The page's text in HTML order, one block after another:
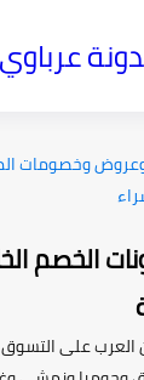
عرباوي
وخصومات
على التسوق